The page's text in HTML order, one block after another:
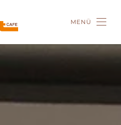
MENÜ